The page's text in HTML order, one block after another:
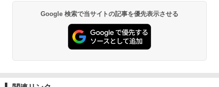
Google 検索で当サイトの記事を優先表示させる